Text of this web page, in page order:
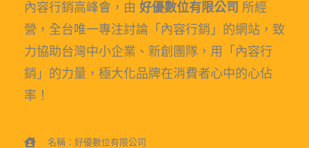
內容行銷高峰會，由 好優數位有限公司 所經
營，全台唯一專注討論「內容行銷」的網站，致
力協助台灣中小企業、新創團隊，用「內容行
銷」的力量，極大化品牌在消費者心中的心佔
率！
名稱：好優數位有限公司